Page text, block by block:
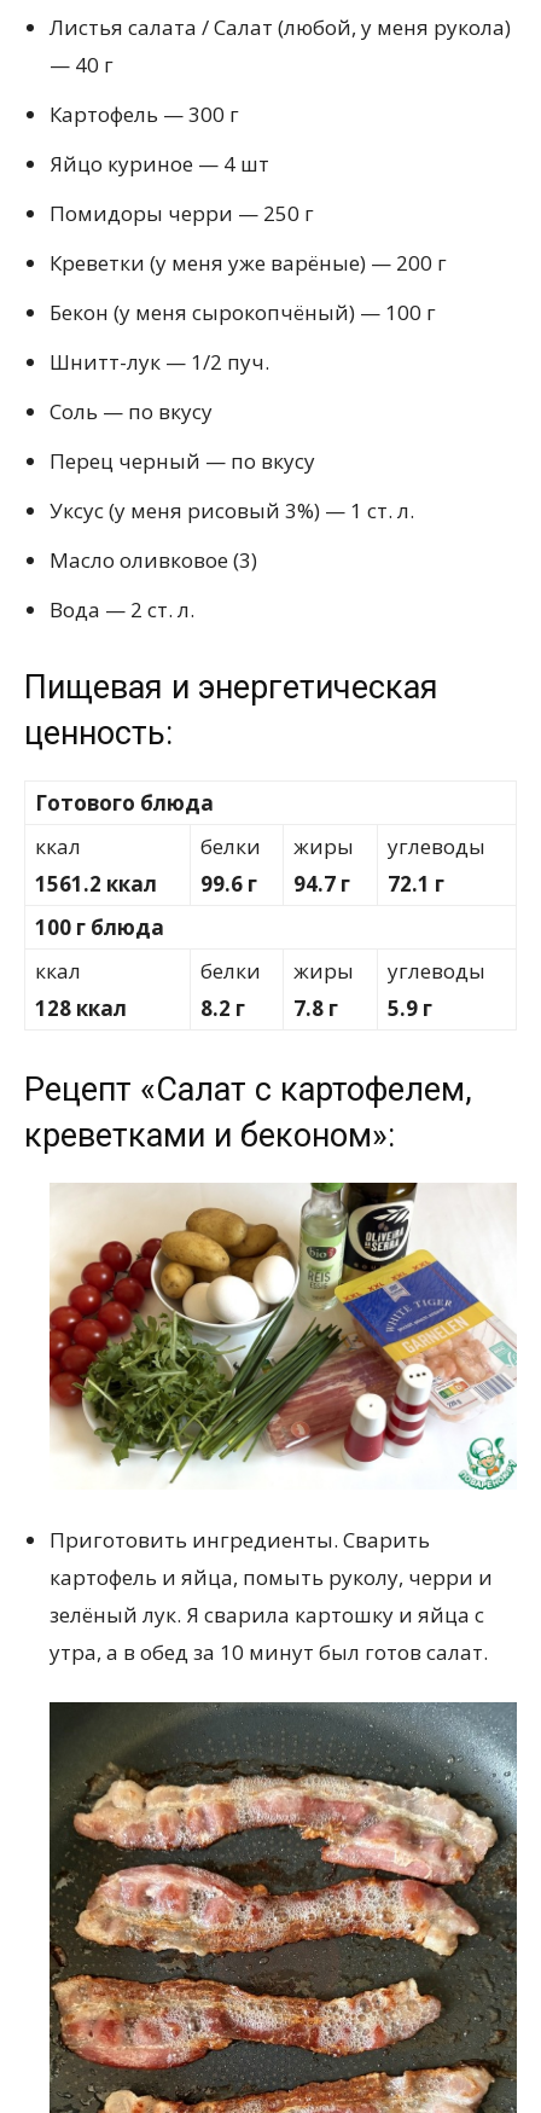
Листья салата / Салат (любой, у меня рукола)
— 40 г
Картофель — 300 г
Яйцо куриное — 4 шт
Помидоры черри — 250 г
Креветки (у меня уже варёные) — 200 г
Бекон (у меня сырокопчёный) — 100 г
Шнитт-лук — 1/2 пуч.
Соль — по вкусу
Перец черный — по вкусу
Уксус (у меня рисовый 3%) — 1 ст. л.
Масло оливковое (3)
Вода — 2 ст. л.
Пищевая и энергетическая
ценность:
Готового блюда
ккал
1561.2 ккал
белки
99.6 г
жиры
94.7 г
углеводы
72.1 г
100 г блюда
ккал
128 ккал
белки
8.2 г
жиры
7.8 г
углеводы
5.9 г
Рецепт «Салат с картофелем,
креветками и беконом»:
Приготовить ингредиенты. Сварить
картофель и яйца, помыть руколу, черри и
зелёный лук. Я сварила картошку и яйца с
утра, а в обед за 10 минут был готов салат.